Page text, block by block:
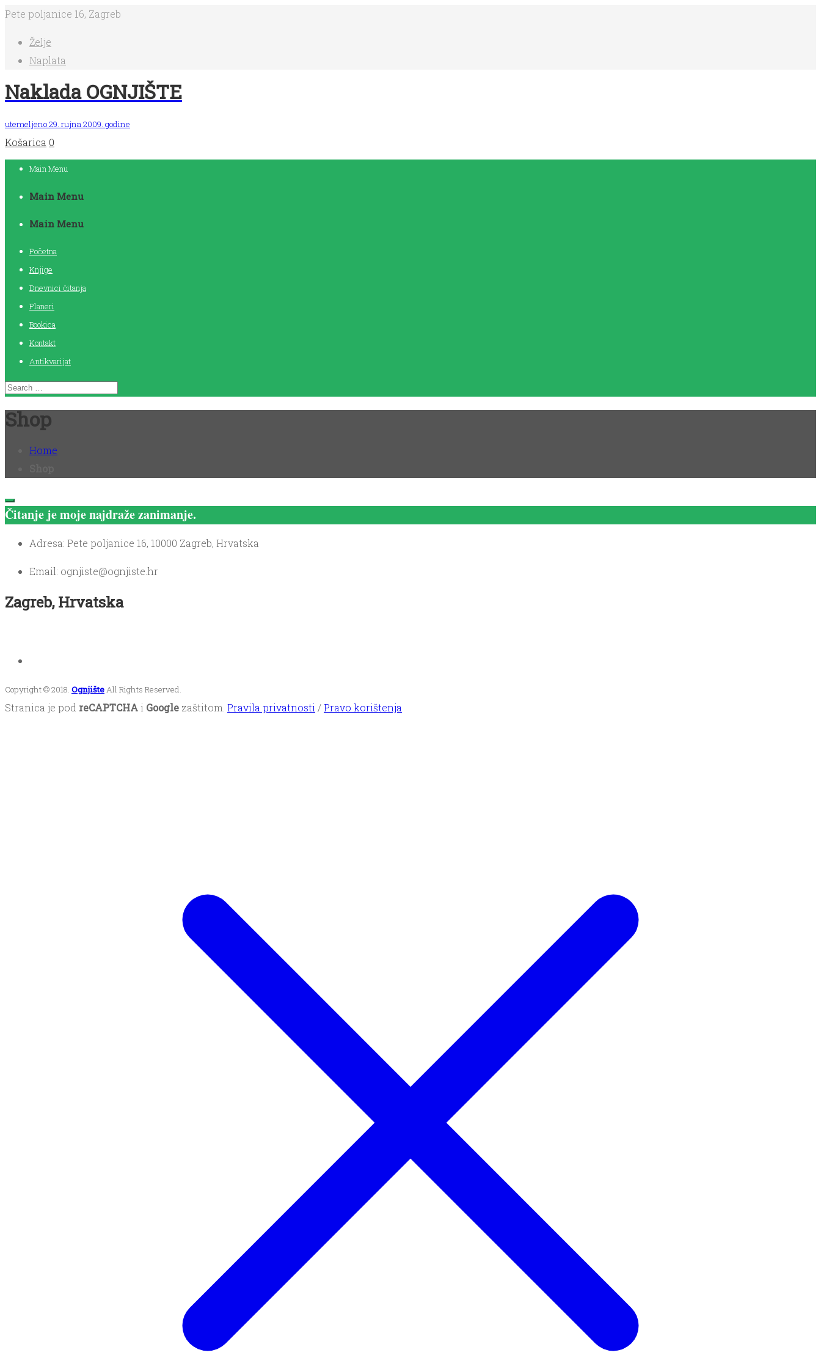
Pete poljanice 16, Zagreb
Želje
Naplata
Naklada OGNJIŠTE
utemeljeno 29. rujna 2009. godine
Košarica 0
Main Menu
Main Menu
Main Menu
Početna
Knjige
Dnevnici čitanja
Planeri
Bookica
Kontakt
Antikvarijat
Shop
Home
Čitanje je moje najdraže zanimanje.
Adresa: Pete poljanice 16, 10000 Zagreb, Hrvatska
Email: ognjiste@ognjiste.hr
Zagreb, Hrvatska
Copyright © 2018. OgnjišteAll Rights Reserved.
Stranica je pod reCAPTCHAi Google zaštitom. Pravila privatnosti /Pravo korištenja